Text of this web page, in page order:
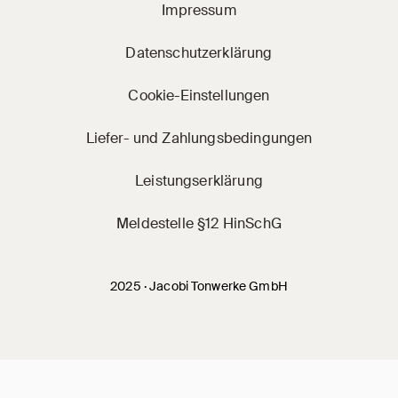
2025 · Jacobi Tonwerke GmbH
Impressum
Datenschutzerklärung
Cookie-Einstellungen
Liefer- und Zahlungsbedingungen
Leistungserklärung
Meldestelle §12 HinSchG